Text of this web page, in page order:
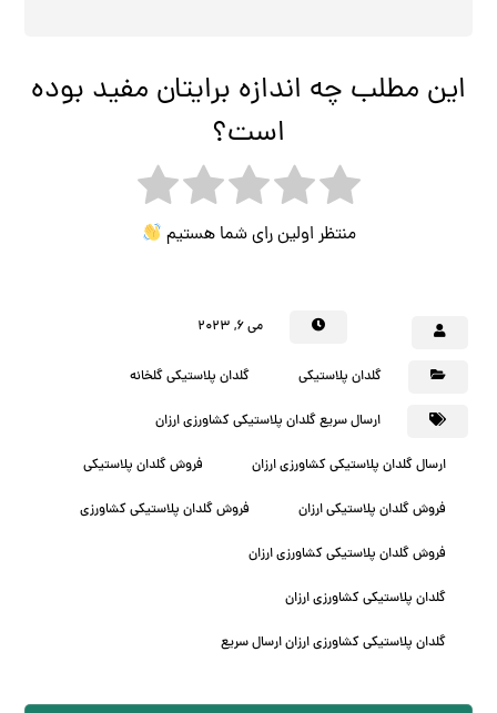
این مطلب چه اندازه برایتان مفید بوده
است؟
منتظر اولین رای شما هستیم
می ۶, ۲۰۲۳
گلدان پلاستیکی گلدان پلاستیکی گلخانه
ارسال سریع گلدان پلاستیکی کشاورزی ارزان
ارسال گلدان پلاستیکی کشاورزی ارزان فروش گلدان پلاستیکی
فروش گلدان پلاستیکی ارزان فروش گلدان پلاستیکی کشاورزی
فروش گلدان پلاستیکی کشاورزی ارزان
گلدان پلاستیکی کشاورزی ارزان
گلدان پلاستیکی کشاورزی ارزان ارسال سریع